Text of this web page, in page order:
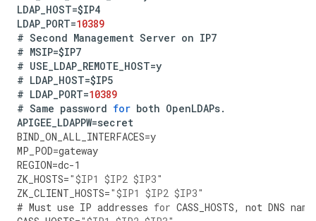
LDAP_HOST=$IP4
LDAP_PORT=10389
# Second Management Server on IP7
# MSIP=$IP7
# USE_LDAP_REMOTE_HOST=y
# LDAP_HOST=$IP5
# LDAP_PORT=10389
# Same password for both OpenLDAPs.
APIGEE_LDAPPW=secret
BIND_ON_ALL_INTERFACES=y
MP_POD=gateway
REGION=dc-1
ZK_HOSTS="$IP1 $IP2 $IP3"
ZK_CLIENT_HOSTS="$IP1 $IP2 $IP3"
# Must use IP addresses for CASS_HOSTS, not DNS